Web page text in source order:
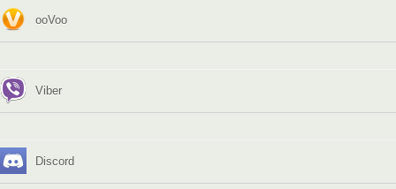
ooVoo
Viber
Discord